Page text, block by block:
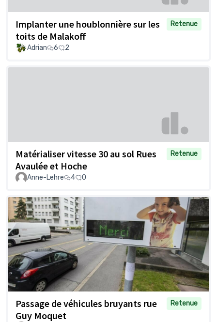
Implanter une houblonnière sur les
toits de Malakoff
Retenue
Adrian 6 2
Matérialiser vitesse 30 au sol Rues
Avaulée et Hoche
Retenue
Anne-Lehre 4 0
Passage de véhicules bruyants rue
Guy Moquet
Retenue